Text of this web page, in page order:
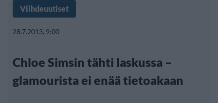
Viihdeuutiset
28.7.2013, 9:00
Chloe Simsin tähti laskussa –
glamourista ei enää tietoakaan